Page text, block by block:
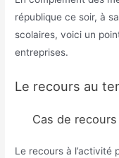
république ce soir, à
scolaires, voici un
entreprises.
Le recours au
Cas de recours
Le recours à l’activité